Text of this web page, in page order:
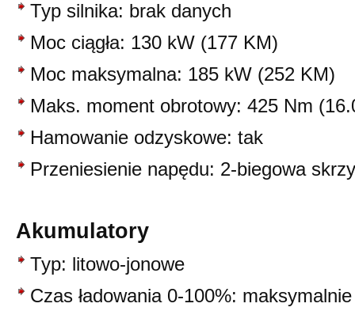
Typ silnika: brak danych
Moc ciągła: 130 kW (177 KM)
Moc maksymalna: 185 kW (252 KM)
Maks. moment obrotowy: 425 Nm
Hamowanie odzyskowe: tak
Przeniesienie napędu: 2-biegowa
Akumulatory
Typ: litowo-jonowe
Czas ładowania 0-100%: